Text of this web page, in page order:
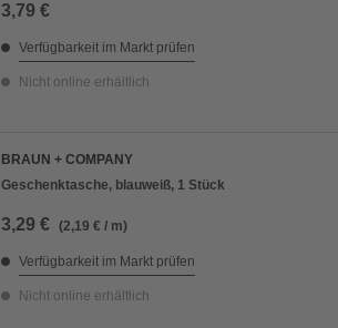
3,79 €
Verfügbarkeit im Markt prüfen
Nicht online erhältlich
BRAUN + COMPANY
Geschenktasche, blauweiß, 1 Stück
3,29 € (2,19 € / m)
Verfügbarkeit im Markt prüfen
Nicht online erhältlich